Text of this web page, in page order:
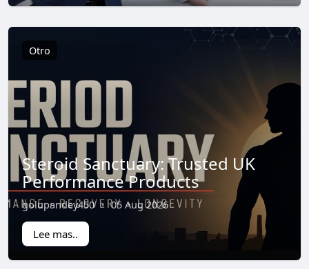
Otro
Steroid Sanctuary: Trusted UK
Performance Products
golupandey450 · 05 Aug 2026
Lee mas..